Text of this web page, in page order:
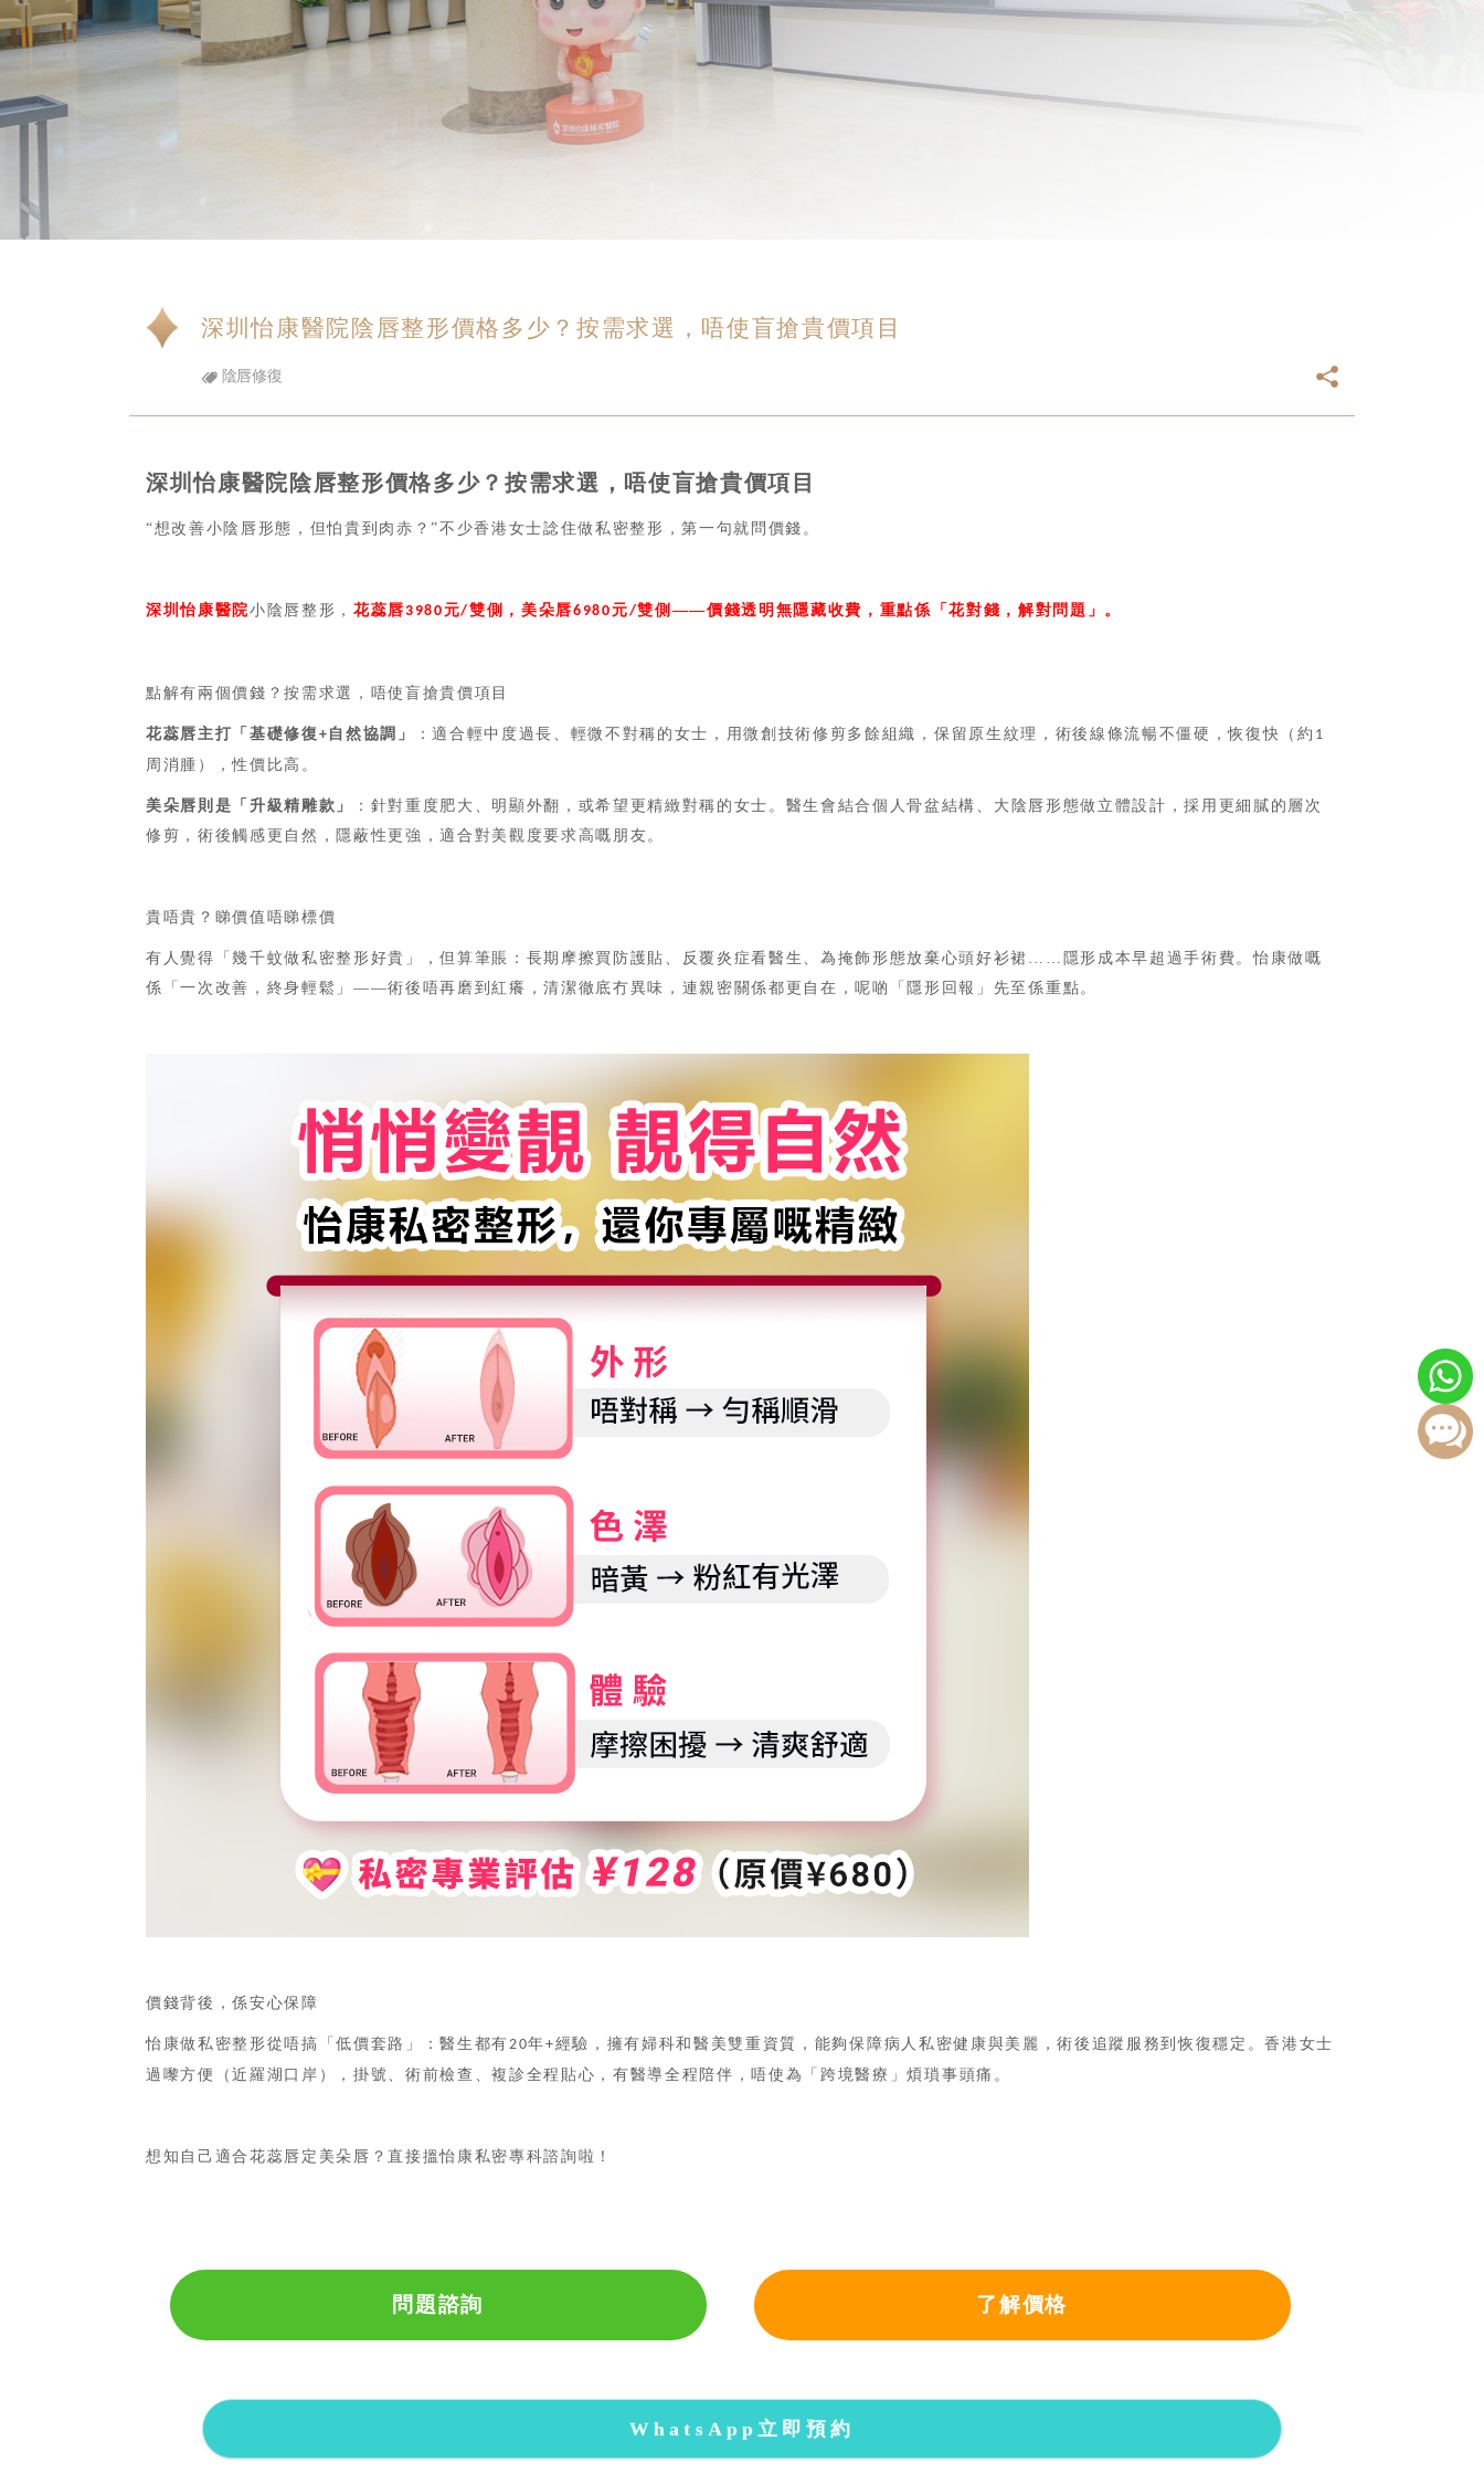
深圳怡康醫院陰唇整形價格多少？按需求選，唔使盲搶貴價項目
陰唇修復
深圳怡康醫院陰唇整形價格多少？按需求選，唔使盲搶貴價項目
“想改善小陰唇形態，但怕貴到肉赤？”不少香港女士諗住做私密整形，第一句就問價錢。
深圳怡康醫院小陰唇整形，花蕊唇3980 元/雙側，美朵唇6980 元/雙側——價錢透明無隱藏收費，重點係「花對錢，解對問題」。
點解有兩個價錢？按需求選，唔使盲搶貴價項目
花蕊唇主打「基礎修復 + 自然協調」 ：適合輕中度過長、輕微不對稱的女士，用微創技術修剪多餘組織，保留原生紋理，術後線條流暢不僵硬，恢復快（約 1
周消腫），性價比高。
美朵唇則是「升級精雕款」
：針對重度肥大、明顯外翻，或希望更精緻對稱的女士。醫生會結合個人骨盆結構、大陰唇形態做立體設計，採用更細膩的層次
修剪，術後觸感更自然，隱蔽性更強，適合對美觀度要求高嘅朋友。
貴唔貴？睇價值唔睇標價
有人覺得「幾千蚊做私密整形好貴」，但算筆賬：長期摩擦買防護貼、反覆炎症看醫生、為掩飾形態放棄心頭好衫裙 ……隱形成本早超過手術費。怡康做嘅
係「一次改善，終身輕鬆」——術後唔再磨到紅癢，清潔徹底冇異味，連親密關係都更自在，呢啲「隱形回報」先至係重點。
價錢背後，係安心保障
怡康做私密整形從唔搞「低價套路」：醫生都有20年+經驗， 擁有婦科和醫美雙重資質，能夠保障病人私密健康與美麗 ，術後追蹤服務到恢復穩定。香港女士
過嚟方便（近羅湖口岸），掛號、術前檢查、複診全程貼心，有醫導全程陪伴，唔使為「跨境醫療」煩瑣事頭痛。
想知自己適合花蕊唇定美朵唇？直接搵怡康私密專科諮詢啦！
問題諮詢 了解價格
WhatsApp立即預約